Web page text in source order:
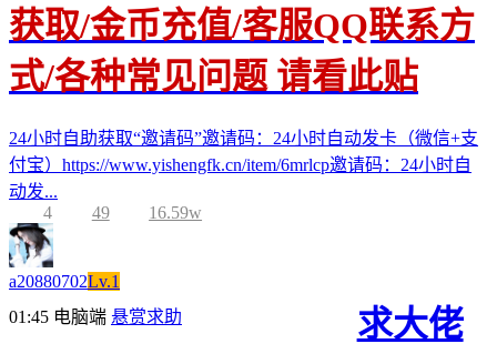
获取/金币充值/客服QQ联系方
式/各种常见问题 请看此贴
24小时自助获取“邀请码”邀请码：24小时自动发卡（微信+支
付宝）https://www.yishengfk.cn/item/6mrlcp邀请码：24小时自
动发...
4
49 16.59w
a20880702Lv.1
01:45 电脑端 悬赏求助
求大佬